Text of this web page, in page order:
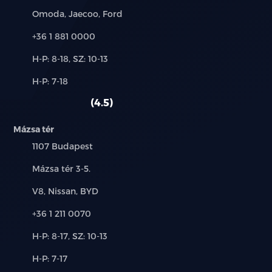
fékezéssel (RCTA, RCTB)
Elöl haladó jármű elindulására figyelmeztetés (DAI)
Holttérfigyelő rendszer (BSD)
Intelligens sebességasszisztens (SLA, SLIF, ISA, SCF)
Ajtónyitásra figyelmeztető rendszer (DOW)
LED világítás (fényszórók, nappali menetfény, hátsó
lámpák)
Projektoros fényszórók
„Follow Me Home” funkció (késleltetett
Márkák:
Omoda, Jaecoo, Ford
Telefon:
+36 1 881 0000
Új-
használt
H-P: 8-18, SZ: 10-13
Alkatrész,
H-P: 7-18
4.5
Mázsa tér
Település:
1107 Budapest
Cím:
Mázsa tér 3-5.
Márkák:
V8, Nissan, BYD
Telefon:
+36 1 211 0070
Új-
használt
H-P: 8-17, SZ: 10-13
Alkatrész,
H-P: 7-17